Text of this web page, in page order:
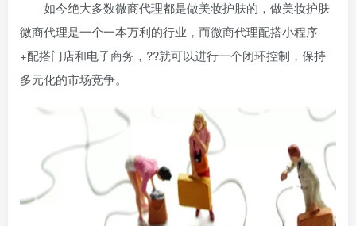
如今绝大多数微商代理都是做美妆护肤的，做美妆护肤
微商代理是一个一本万利的行业，而微商代理配搭小程序
+配搭门店和电子商务，??就可以进行一个闭环控制，保持
多元化的市场竞争。